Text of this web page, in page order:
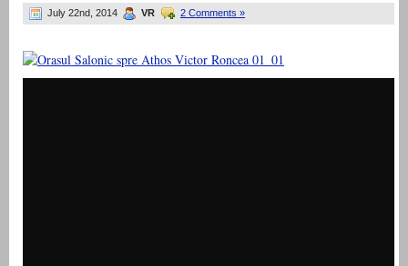
July 22nd, 2014 VR 2 Comments »